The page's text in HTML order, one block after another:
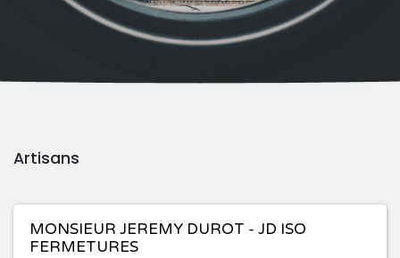
Artisans
MONSIEUR JEREMY DUROT - JD ISO
FERMETURES